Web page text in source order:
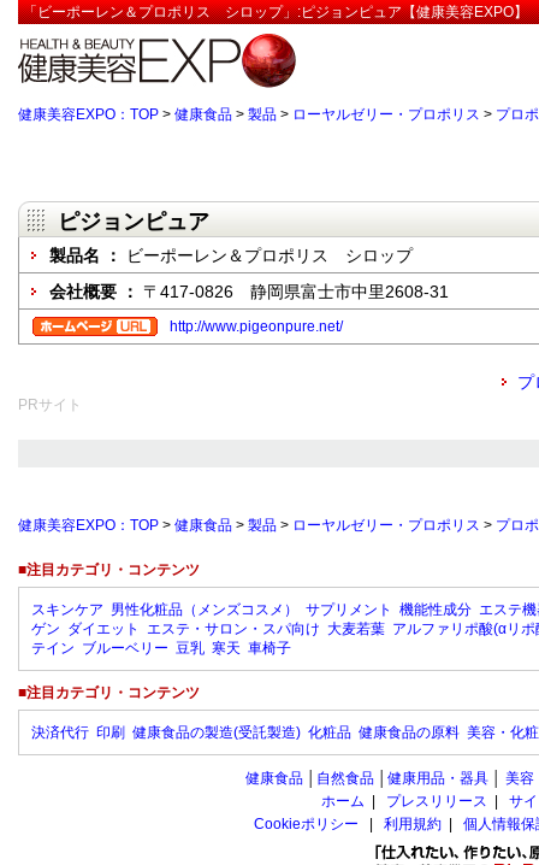
「ビーポーレン＆プロポリス シロップ」:ピジョンピュア【健康美容EXPO】
健康美容EXPO：TOP > 健康食品 > 製品 > ローヤルゼリー・プロポリス > プロ
ピジョンピュア
製品名 ：
ビーポーレン＆プロポリス シロップ
会社概要 ： 〒417-0826 静岡県富士市中里2608-31
http://www.pigeonpure.net/
プ
PRサイト
健康美容EXPO：TOP > 健康食品 > 製品 > ローヤルゼリー・プロポリス > プロ
■注目カテゴリ・コンテンツ
スキンケア 男性化粧品（メンズコスメ） サプリメント 機能性成分 エステ
ゲン ダイエット エステ・サロン・スパ向け 大麦若葉 アルファリポ酸(αリポ
テイン ブルーベリー 豆乳 寒天 車椅子
■注目カテゴリ・コンテンツ
決済代行 印刷 健康食品の製造(受託製造) 化粧品 健康食品の原料 美容・化
健康食品 自然食品 健康用品・器具 美容
ホーム
プレスリリース
サ
Cookieポリシー
利用規約 個人情報